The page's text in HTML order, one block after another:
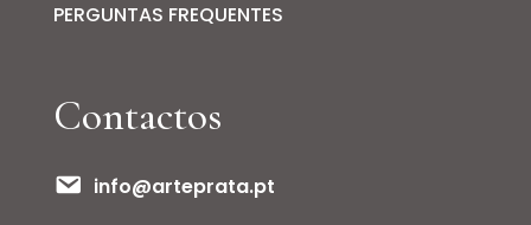
PERGUNTAS FREQUENTES
Contactos
info@arteprata.pt